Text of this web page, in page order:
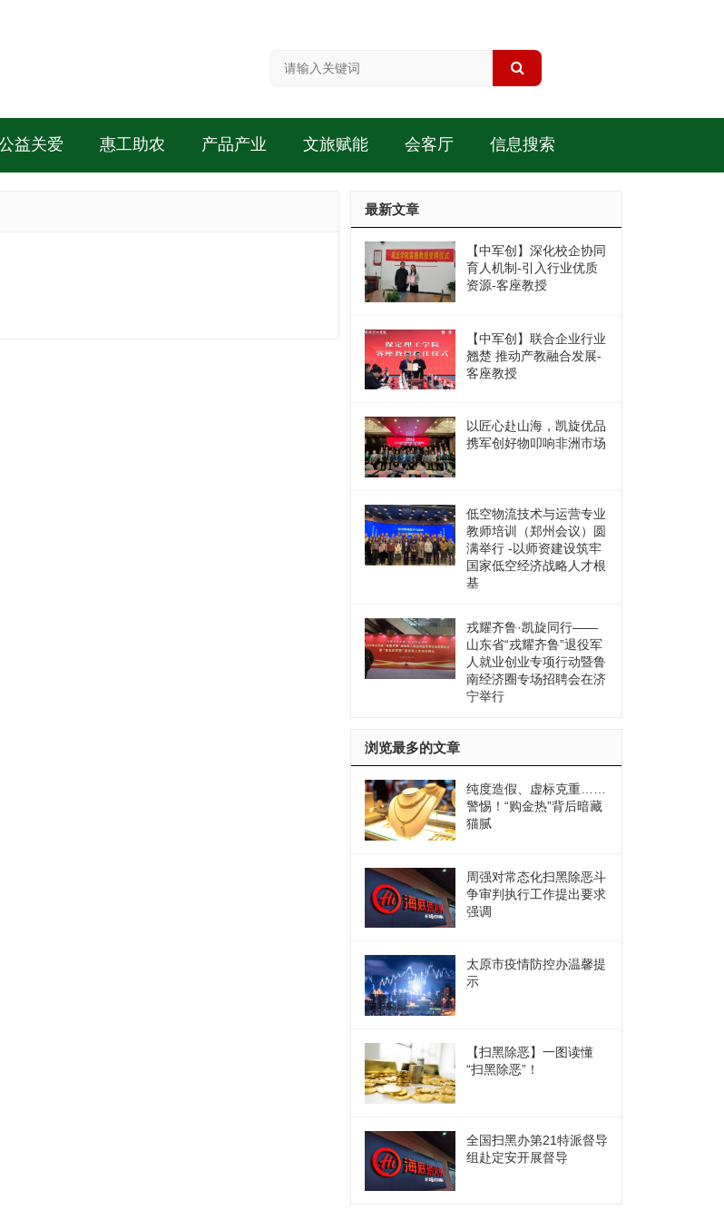
益关爱 惠工助农 产品产业 文旅赋能 会客厅 信息搜索
最新文章
【中军创】深化校企协同
育人机制-引入行业优质
资源-客座教授
【中军创】联合企业行业
翘楚 推动产教融合发展-
客座教授
以匠心赴山海，凯旋优品
携军创好物叩响非洲市场
低空物流技术与运营专业
教师培训（郑州会议）圆
满举行 -以师资建设筑牢
国家低空经济战略人才根
基
戎耀齐鲁·凯旋同行——
山东省“戎耀齐鲁”退役军
人就业创业专项行动暨鲁
南经济圈专场招聘会在济
宁举行
浏览最多的文章
纯度造假、虚标克重……
警惕！“购金热”背后暗藏
猫腻
周强对常态化扫黑除恶斗
争审判执行工作提出要求
强调
太原市疫情防控办温馨提
示
【扫黑除恶】一图读懂
“扫黑除恶”！
全国扫黑办第21特派督导
组赴定安开展督导